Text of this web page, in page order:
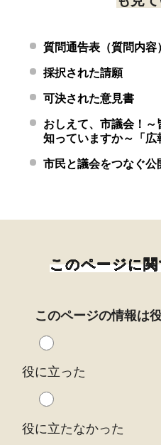
質問通告表（質問内容
採択された請願
可決された意見書
おしえて、市議会！
知っていますか～「広
市民と議会をつなぐ公
このページに
このページの情報は
役に立った
役に立たなかった